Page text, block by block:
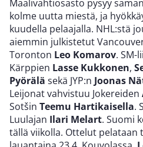
Maalivahtiosasto pysyy
kolme uutta miestä, ja
kuudella pelaajalla. NHL:stä
aiemmin julkistetut
Toronton Leo Komarov. SM-
Kärppien Lasse Kukkonen,
Pyörälä sekä JYP:n Joonas
Leijonat vahvistuu Jokereiden
Sotšin Teemu Hartikaisella.
Luulajan Ilari Melart. Suomi
tällä viikolla. Ottelut pelataan